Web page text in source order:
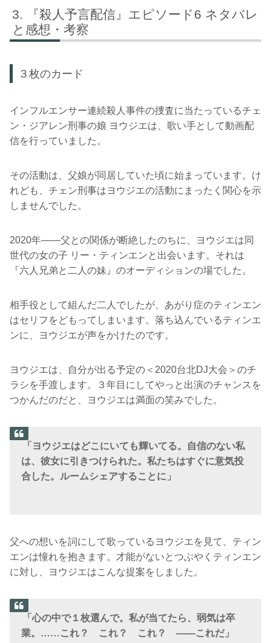
『殺人予言配信』エピソード6 ネタバレ
と感想・考察
３枚のカード
インフルエンサー連続殺人事件の捜査に当たっているチェ
ン・ジアレン刑事の娘 ヨウジエは、歌い手として動画配
信を行っていました。
その活動は、父娘が同居していた頃に始まっています。け
れども、チェン刑事はヨウジエの活動にまったく関心を示
しませんでした。
2020年――父との関係が断絶したのちに、ヨウジエは同
世代の女の子 リー・ティンエンと出会います。それは
『六人兄弟と二人の妹』のオーディションの場でした。
相手役として組んだ二人でしたが、あがり症のティンエン
はセリフをどもってしまいます。落ち込んでいるティンエ
ンに、ヨウジエが声をかけたのです。
ヨウジエは、自分が出る予定の＜2020台北DJ大会＞のチ
ラシを手渡します。３年目にしてやっと出演のチャンスを
つかんだのだと、ヨウジエは満面の笑みでした。
「ヨウジエはどこにいても輝いてる。自信のない私
は、彼女に引きつけられた。私たちはすぐに意気投
合した。ルームシェアすることに」
父への想いを詞にして歌っているヨウジエを見て、ティン
エンは憧れを抱きます。才能がないとつぶやくティンエン
に対し、ヨウジエはこんな提案をしました。
「心の中で１枚選んで。私が当てたら、弱気は卒
業。……これ？ これ？ これ？ ――これだ」